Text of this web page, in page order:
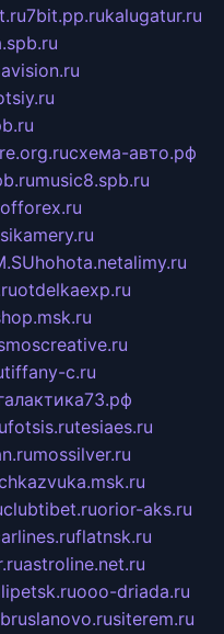
7bit.pp.rukalugatur.ru
схема-авто.рф
music8.spb.ru
hohota.netalimy.ru
otdelkaexp.ru
tiffany-c.ru
fotsis.rutesiaes.ru
mossilver.ru
clubtibet.ruorior-aks.ru
flatnsk.ru
astroline.net.ru
ooo-driada.ru
bruslanovo.rusiterem.ru